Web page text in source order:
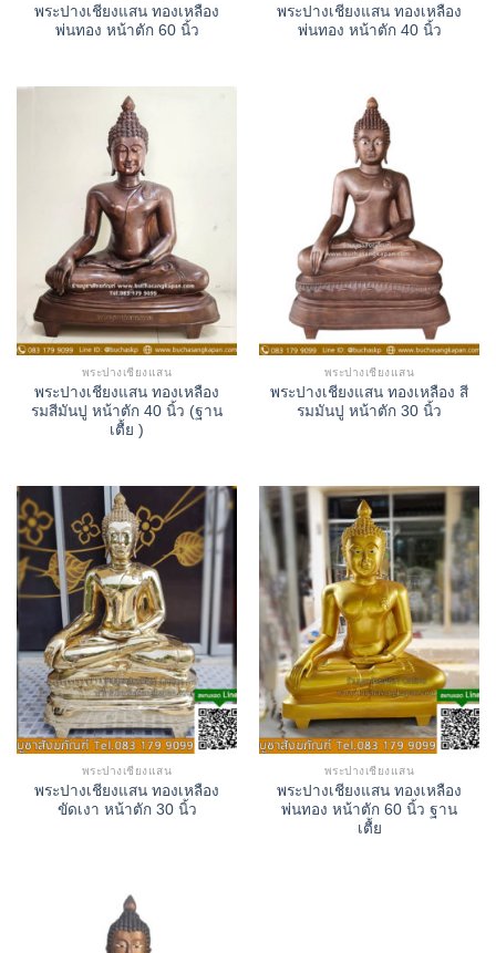
พระปางเชียงแสน ทองเหลือง
พ่นทอง หน้าตัก 60 นิ้ว
พระปางเชียงแสน ทองเหลือง
พ่นทอง หน้าตัก 40 นิ้ว
พระปางเชียงแสน
พระปางเชียงแสน ทองเหลือง
รมสีมันปู หน้าตัก 40 นิ้ว (ฐาน
เตื้ย )
พระปางเชียงแสน
พระปางเชียงแสน ทองเหลือง สี
รมมันปู หน้าตัก 30 นิ้ว
พระปางเชียงแสน
พระปางเชียงแสน ทองเหลือง
ขัดเงา หน้าตัก 30 นิ้ว
พระปางเชียงแสน
พระปางเชียงแสน ทองเหลือง
พ่นทอง หน้าตัก 60 นิ้ว ฐาน
เตื้ย